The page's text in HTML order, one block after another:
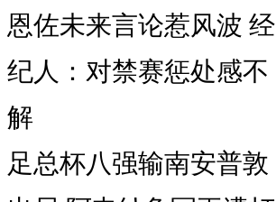
恩佐未来言论惹风波 经
纪人：对禁赛惩处感不
解
足总杯八强输南安普敦